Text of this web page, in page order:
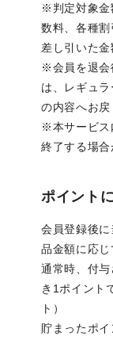
※判定対象金
数料、各種
差し引いた金
※会員を退会
は、レギュ
の内容へお戻
※本サービス
終了する場合
ポイント
会員登録後
品金額に応じ
通常時、付
き1ポイント
ト）
貯まったポ